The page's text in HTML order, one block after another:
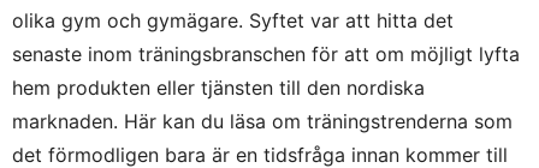
olika gym och gymägare. Syftet var att hitta det
senaste inom träningsbranschen för att om möjligt lyfta
hem produkten eller tjänsten till den nordiska
marknaden. Här kan du läsa om träningstrenderna som
det förmodligen bara är en tidsfråga innan kommer till